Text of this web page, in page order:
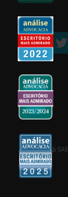
Siga-nos
© 2026